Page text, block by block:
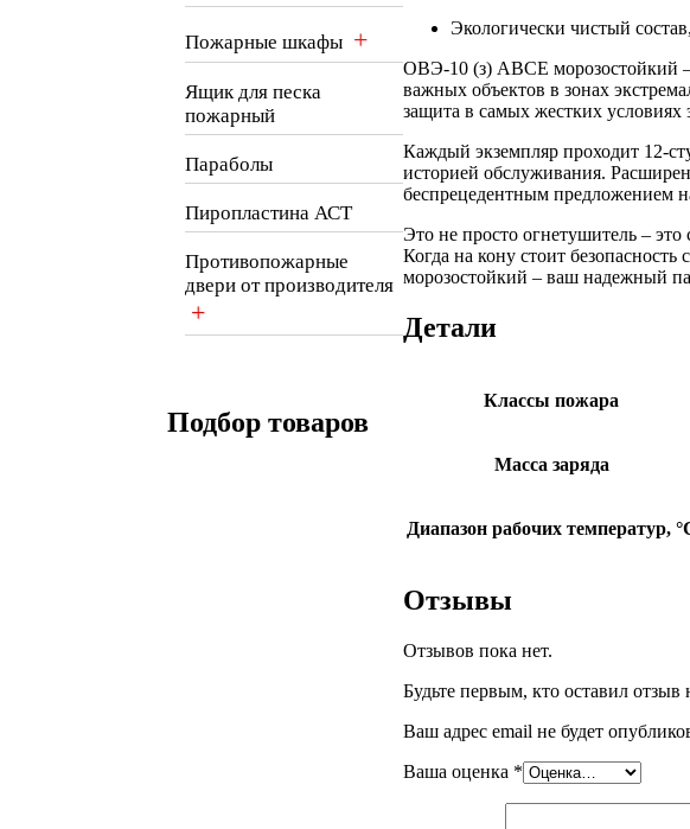
Пожарные шкафы +
Ящик для песка
пожарный
Параболы
Пиропластина АСТ
Противопожарные
двери от производителя
+
Подбор товаров
Экологически чистый
ОВЭ-10 (з) ABCE морозостойкий
важных объектов в зонах
защита в самых жестких условиях
Каждый экземпляр проходит 12-
историей обслуживания.
беспрецедентным предложением
Это не просто огнетушитель –
Когда на кону стоит
морозостойкий – ваш надежный
Детали
Классы пожара
Масса заряда
Диапазон рабочих температур,
Отзывы
Отзывов пока нет.
Будьте первым, кто оставил
Ваш адрес email не будет
Ваша оценка *